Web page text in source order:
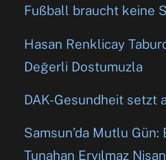
Fußball braucht keine
Hasan Renklicay
Değerli Dostumuzla
DAK-Gesundheit setzt
Samsun’da Mutlu
Tunahan Eryılmaz